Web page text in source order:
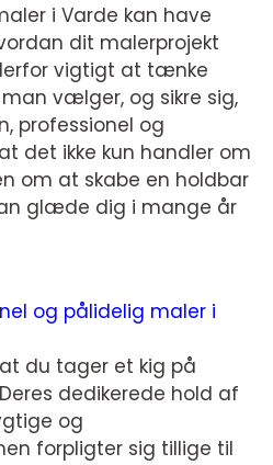
i Varde kan have
dit malerprojekt
vigtigt at tænke
vælger, og sikre sig,
professionel og
det ikke kun handler om
om at skabe en holdbar
glæde dig i mange år
og pålidelig maler i
du tager et kig på
dedikerede hold af
og
forpligter sig tillige til